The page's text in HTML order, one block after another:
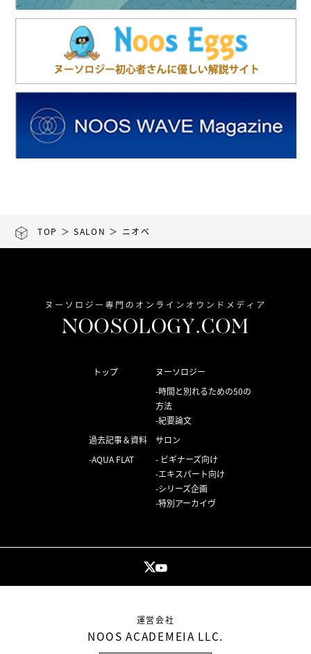
TOP ＞SALON ＞ ニオベ
トップ
ヌーソロジー
時間と別れるための50の
方法
紀要論文
過去記事＆資料
AQUA FLAT
サロン
ビギナーズ向け
エキスパート向け
シリーズ企画
特別アーカイヴ
運営会社
NOOS ACADEMEIA LLC.